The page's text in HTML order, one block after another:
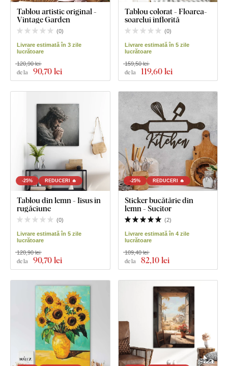
Tablou artistic original -
Vintage Garden
(0)
Livrare estimată în 3 zile
lucrătoare
de la 90,70 lei
120,90 lei
Tablou colorat - Floarea-
soarelui înflorită
(0)
Livrare estimată în 5 zile
lucrătoare
de la 119,60 lei
159,50 lei
-25% REDUCERI 🔥
Tablou din lemn - Iisus în
rugăciune
(0)
Livrare estimată în 5 zile
lucrătoare
de la 90,70 lei
120,90 lei
-25% REDUCERI 🔥
Sticker bucătărie din
lemn - Sucitor
(2)
Livrare estimată în 4 zile
lucrătoare
de la 82,10 lei
109,40 lei